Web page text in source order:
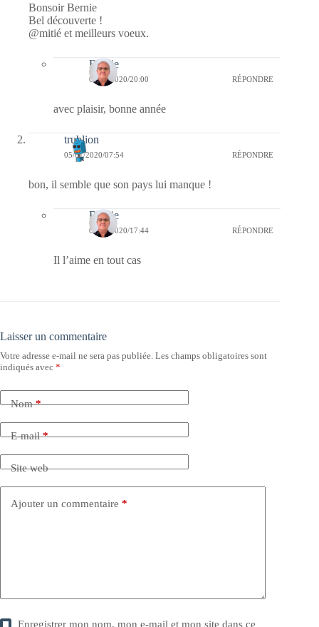
Bonsoir Bernie
Bel découverte !
@mitié et meilleurs voeux.
Bernie
07/01/2020/20:00 RÉPONDRE
avec plaisir, bonne année
trublion
05/01/2020/07:54 RÉPONDRE
bon, il semble que son pays lui manque !
Bernie
05/01/2020/17:44 RÉPONDRE
Il l’aime en tout cas
Laisser un commentaire
Votre adresse e-mail ne sera pas publiée. Les champs obligatoires sont
indiqués avec *
Nom*
E-mail*
Site web
Ajouter un commentaire *
Enregistrer mon nom, mon e-mail et mon site dans ce